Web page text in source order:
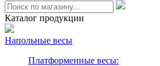
Каталог продукции
Напольные весы
Платформенные весы: